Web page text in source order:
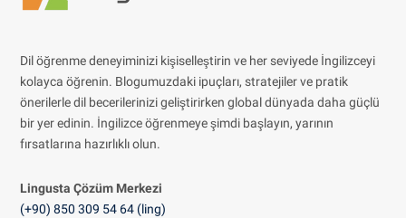
Dil öğrenme deneyiminizi kişiselleştirin ve her seviyede İngilizceyi
kolayca öğrenin. Blogumuzdaki ipuçları, stratejiler ve pratik
önerilerle dil becerilerinizi geliştirirken global dünyada daha güçlü
bir yer edinin. İngilizce öğrenmeye şimdi başlayın, yarının
fırsatlarına hazırlıklı olun.
Lingusta Çözüm Merkezi
(+90) 850 309 54 64 (ling)